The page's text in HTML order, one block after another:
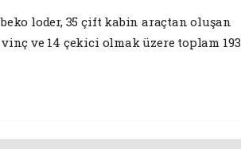
beko loder, 35 çift kabin araçtan oluşan
ve 14 çekici olmak üzere toplam 193